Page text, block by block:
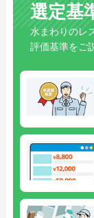
選定基
水まわりのレ
評価基準をご